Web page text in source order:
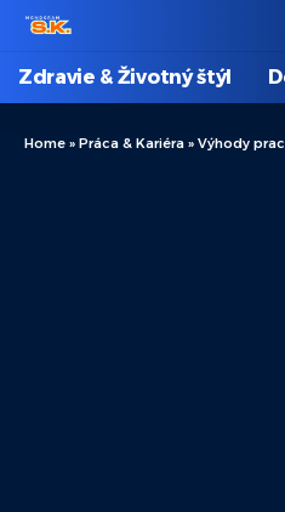
Zdravie & Životný štýl
Home » Práca & Kariéra » Výhody pracovnej zmluvy na